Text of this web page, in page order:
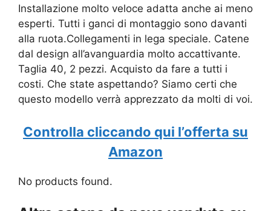
Installazione molto veloce adatta anche ai meno
esperti. Tutti i ganci di montaggio sono davanti
alla ruota.Collegamenti in lega speciale. Catene
dal design all’avanguardia molto accattivante.
Taglia 40, 2 pezzi. Acquisto da fare a tutti i
costi. Che state aspettando? Siamo certi che
questo modello verrà apprezzato da molti di voi.
Controlla cliccando qui l’offerta su
Amazon
No products found.